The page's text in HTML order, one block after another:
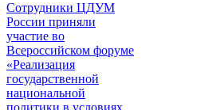
Сотрудники ЦДУМ
России приняли
участие во
Всероссийском форуме
«Реализация
государственной
национальной
политики в условиях